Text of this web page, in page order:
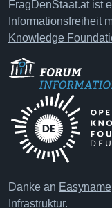
FragDenStaat.at ist
Informationsfreiheit
Knowledge
Danke an Easyname
Infrastruktur.